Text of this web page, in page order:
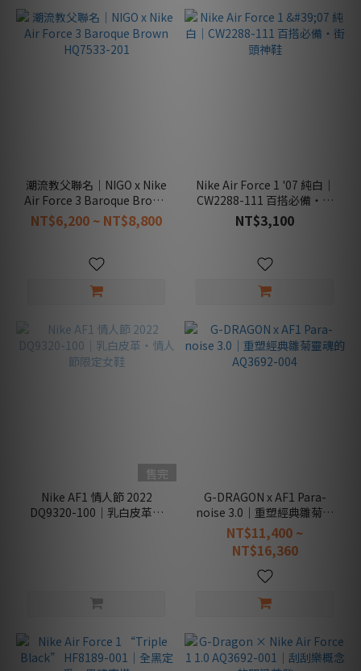
潮流教父聯名｜NIGO x Nike
Air Force 3 Baroque Brown
HQ7533-201
NT$6,200 ~ NT$8,800
Nike Air Force 1 '07 純白｜
CW2288-111 百搭必備・街
頭神鞋
NT$3,100
售完
Nike AF1 情人節 2022
DQ9320-100｜乳白皮革・
G-DRAGON x AF1 Para-
noise 3.0｜重塑經典雛菊靈
魂的 AQ3692-004
NT$11,400 ~
NT$16,360